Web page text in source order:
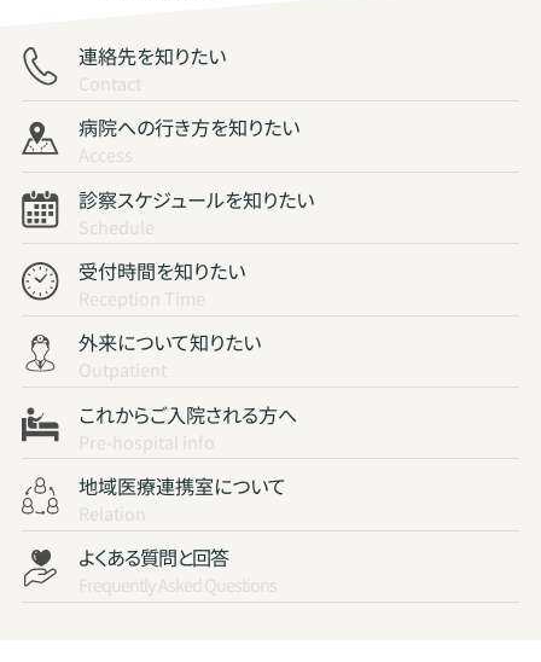
連絡先を知りたい
Contact
病院への行き方を知りたい
Access
診察スケジュールを知りたい
Schedule
受付時間を知りたい
Reception Time
外来について知りたい
Outpatient
これからご入院される方へ
Pre-hospital info
地域医療連携室について
Relation
よくある質問と回答
Frequently Asked Questions